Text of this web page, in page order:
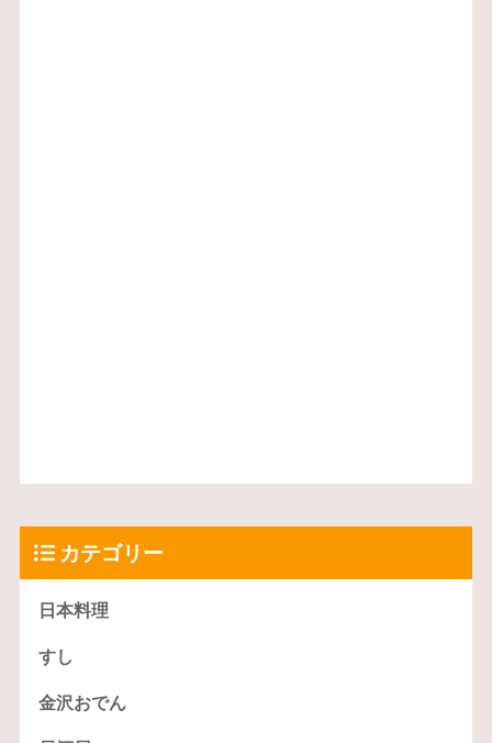
カテゴリー
日本料理
すし
金沢おでん